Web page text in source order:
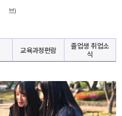
브)
교육과정편람
졸업생 취업소
식